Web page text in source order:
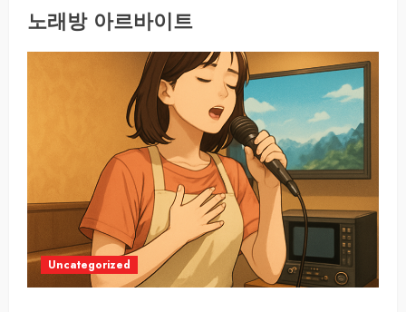
노래방 아르바이트
Uncategorized